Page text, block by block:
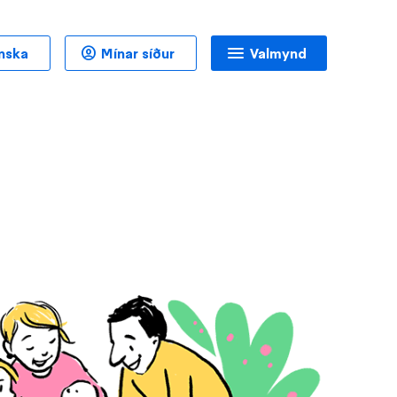
Valmynd
Mínar síður